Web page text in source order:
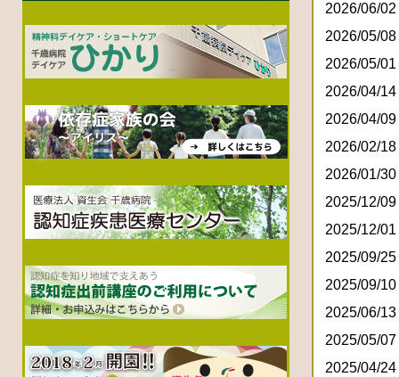
2026/06/02
2026/05/08
2026/05/01
2026/04/14
2026/04/09
2026/02/18
2026/01/30
2025/12/09
2025/12/01
2025/09/25
2025/09/10
2025/06/13
2025/05/07
2025/04/24